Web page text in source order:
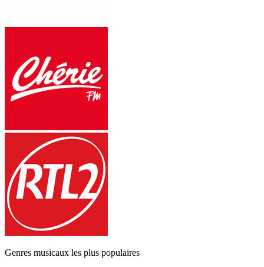
Genres musicaux les plus populaires